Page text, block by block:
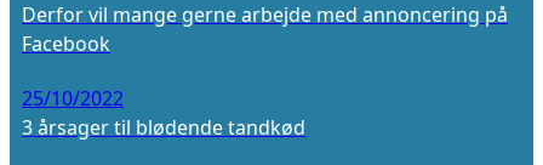
Derfor vil mange gerne arbejde med annoncering på
Facebook
25/10/2022
3 årsager til blødende tandkød